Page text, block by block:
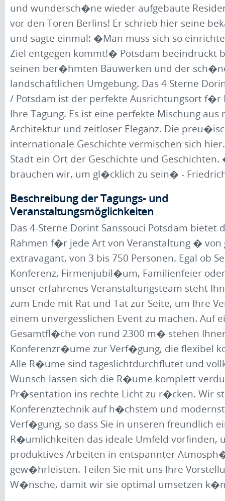
und wundersch�ne wieder aufgebaute
vor den Toren Berlins! Er schrieb hier seine
und sagte einmal: �Man muss sich so
Ziel entgegen kommt!� Potsdam beeindruckt
seinen ber�hmten Bauwerken und der
landschaftlichen Umgebung. Das 4 Sterne
/ Potsdam ist der perfekte Ausrichtungsort f�r
Ihre Tagung. Es ist eine perfekte Mischung aus
Architektur und zeitloser Eleganz. Die
internationale Geschichte vermischen sich
Stadt ein Ort der Geschichte und
brauchen wir, um gl�cklich zu sein� -
Beschreibung der Tagungs- und
Veranstaltungsmöglichkeiten
Das 4-Sterne Dorint Sanssouci Potsdam bietet
Rahmen f�r jede Art von Veranstaltung �
extravagant, von 3 bis 750 Personen. Egal ob
Konferenz, Firmenjubil�um, Familienfeier
unser erfahrenes Veranstaltungsteam steht
zum Ende mit Rat und Tat zur Seite, um Ihre
einem unvergesslichen Event zu machen. Auf
Gesamtfl�che von rund 2300 m� stehen
Konferenzr�ume zur Verf�gung, die flexibel
Alle R�ume sind tageslichtdurchflutet und
Wunsch lassen sich die R�ume komplett
Pr�sentation ins rechte Licht zu r�cken. Wir
Konferenztechnik auf h�chstem und
Verf�gung, so dass Sie in unseren freundlich
R�umlichkeiten das ideale Umfeld vorfinden,
produktives Arbeiten in entspannter
gew�hrleisten. Teilen Sie mit uns Ihre
W�nsche, damit wir sie optimal umsetzen